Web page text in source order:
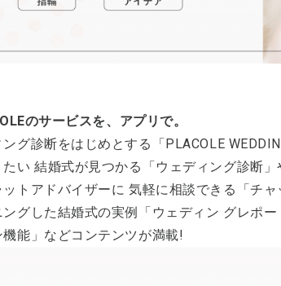
のサービスを、アプリで。
グ診断をはじめとする「PLACOLE
い 結婚式が見つかる「ウェディング診断
トアドバイザーに 気軽に相談できる「チ
グした結婚式の実例「ウェディン グレポ
能」などコンテンツが満載!